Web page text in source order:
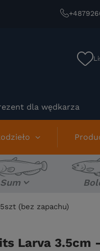
dla wędkarza
Sum
(bez zapachu)
Larva 3.5cm -